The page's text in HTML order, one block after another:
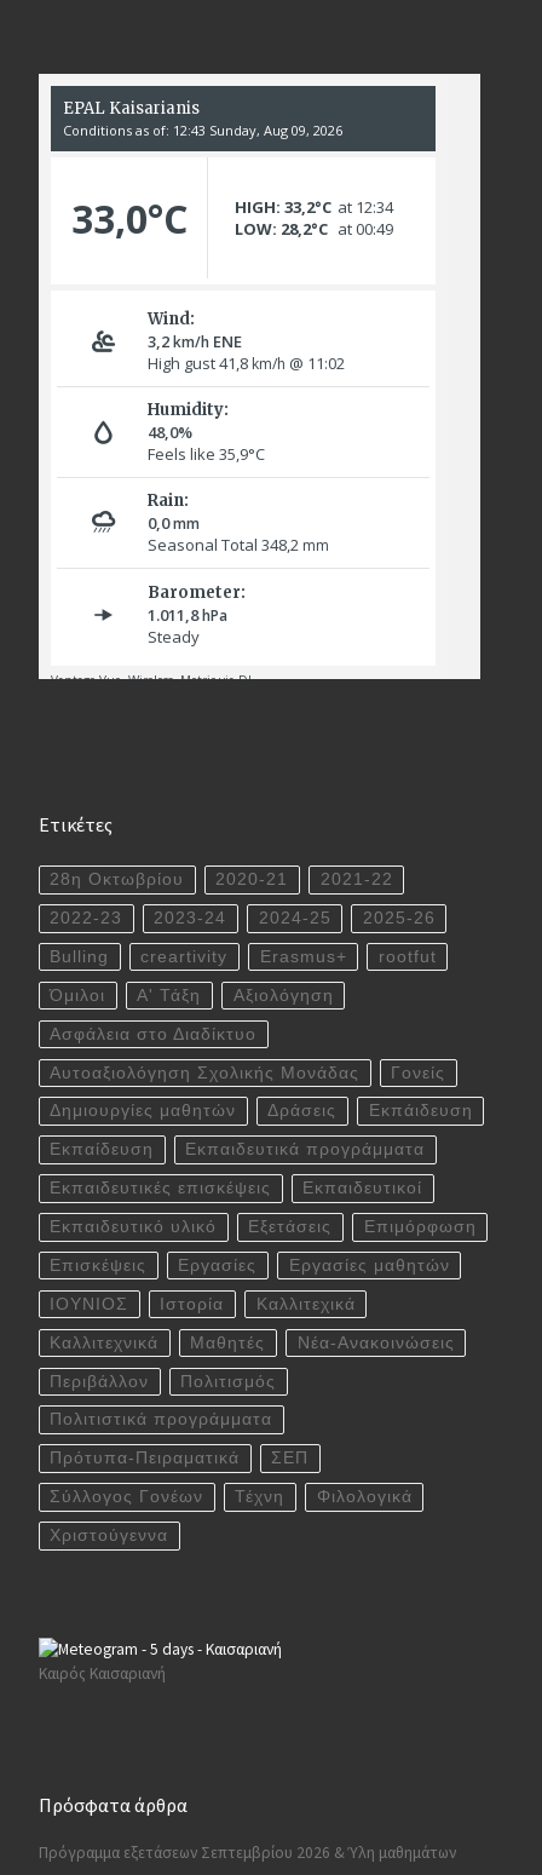
Ετικέτες
28η Οκτωβρίου 2020-21 2021-22
2022-23 2023-24 2024-25 2025-26
Bulling creartivity Erasmus+ rootfut
Όμιλοι Α' Τάξη Αξιολόγηση
Ασφάλεια στο Διαδίκτυο
Αυτοαξιολόγηση Σχολικής Μονάδας Γονείς
Δημιουργίες μαθητών Δράσεις Εκπάιδευση
Εκπαίδευση Εκπαιδευτικά προγράμματα
Εκπαιδευτικές επισκέψεις Εκπαιδευτικοί
Εκπαιδευτικό υλικό Εξετάσεις Επιμόρφωση
Επισκέψεις Εργασίες Εργασίες μαθητών
ΙΟΥΝΙΟΣ Ιστορία Καλλιτεχικά
Καλλιτεχνικά Μαθητές Νέα-Ανακοινώσεις
Περιβάλλον Πολιτισμός
Πολιτιστικά προγράμματα
Πρότυπα-Πειραματικά ΣΕΠ
Σύλλογος Γονέων Τέχνη Φιλολογικά
Χριστούγεννα
Καιρός Καισαριανή
Πρόσφατα άρθρα
Πρόγραμμα εξετάσεων Σεπτεμβρίου 2026 & Ύλη μαθημάτων